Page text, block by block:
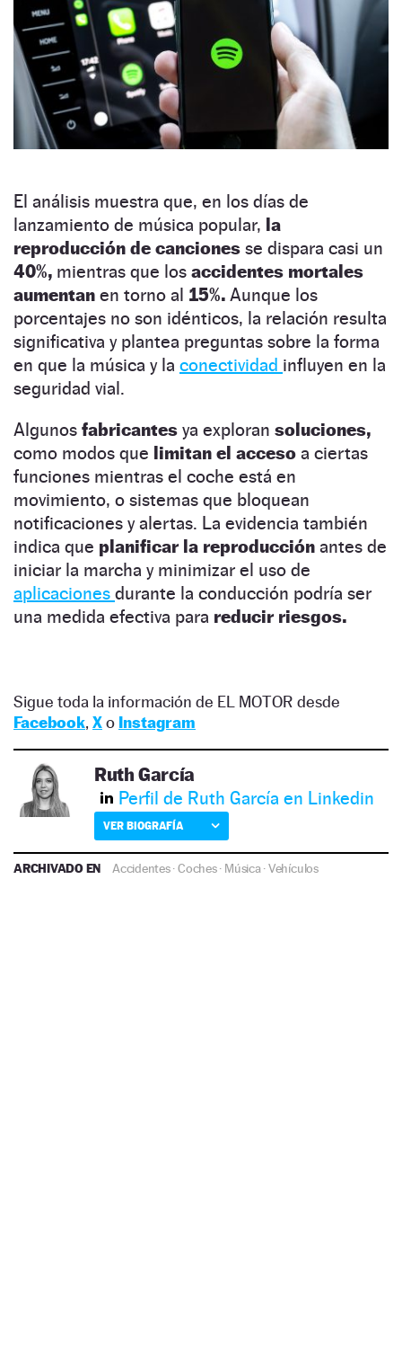
El análisis muestra que, en los días de
lanzamiento de música popular, la
reproducción de canciones se dispara casi un
40%, mientras que los accidentes mortales
aumentan en torno al 15%. Aunque los
porcentajes no son idénticos, la relación resulta
significativa y plantea preguntas sobre la forma
en que la música y la conectividad influyen en la
seguridad vial.
Algunos fabricantes ya exploran soluciones,
como modos que limitan el acceso a ciertas
funciones mientras el coche está en
movimiento, o sistemas que bloquean
notificaciones y alertas. La evidencia también
indica que planificar la reproducción antes de
iniciar la marcha y minimizar el uso de
aplicaciones durante la conducción podría ser
una medida efectiva para reducir riesgos.
Sigue toda la información de EL MOTOR desde
Facebook, Xo Instagram
Ruth García
Perfil de Ruth García en Linkedin
VER BIOGRAFÍA
ARCHIVADO EN Accidentes·Coches· Música·Vehículos